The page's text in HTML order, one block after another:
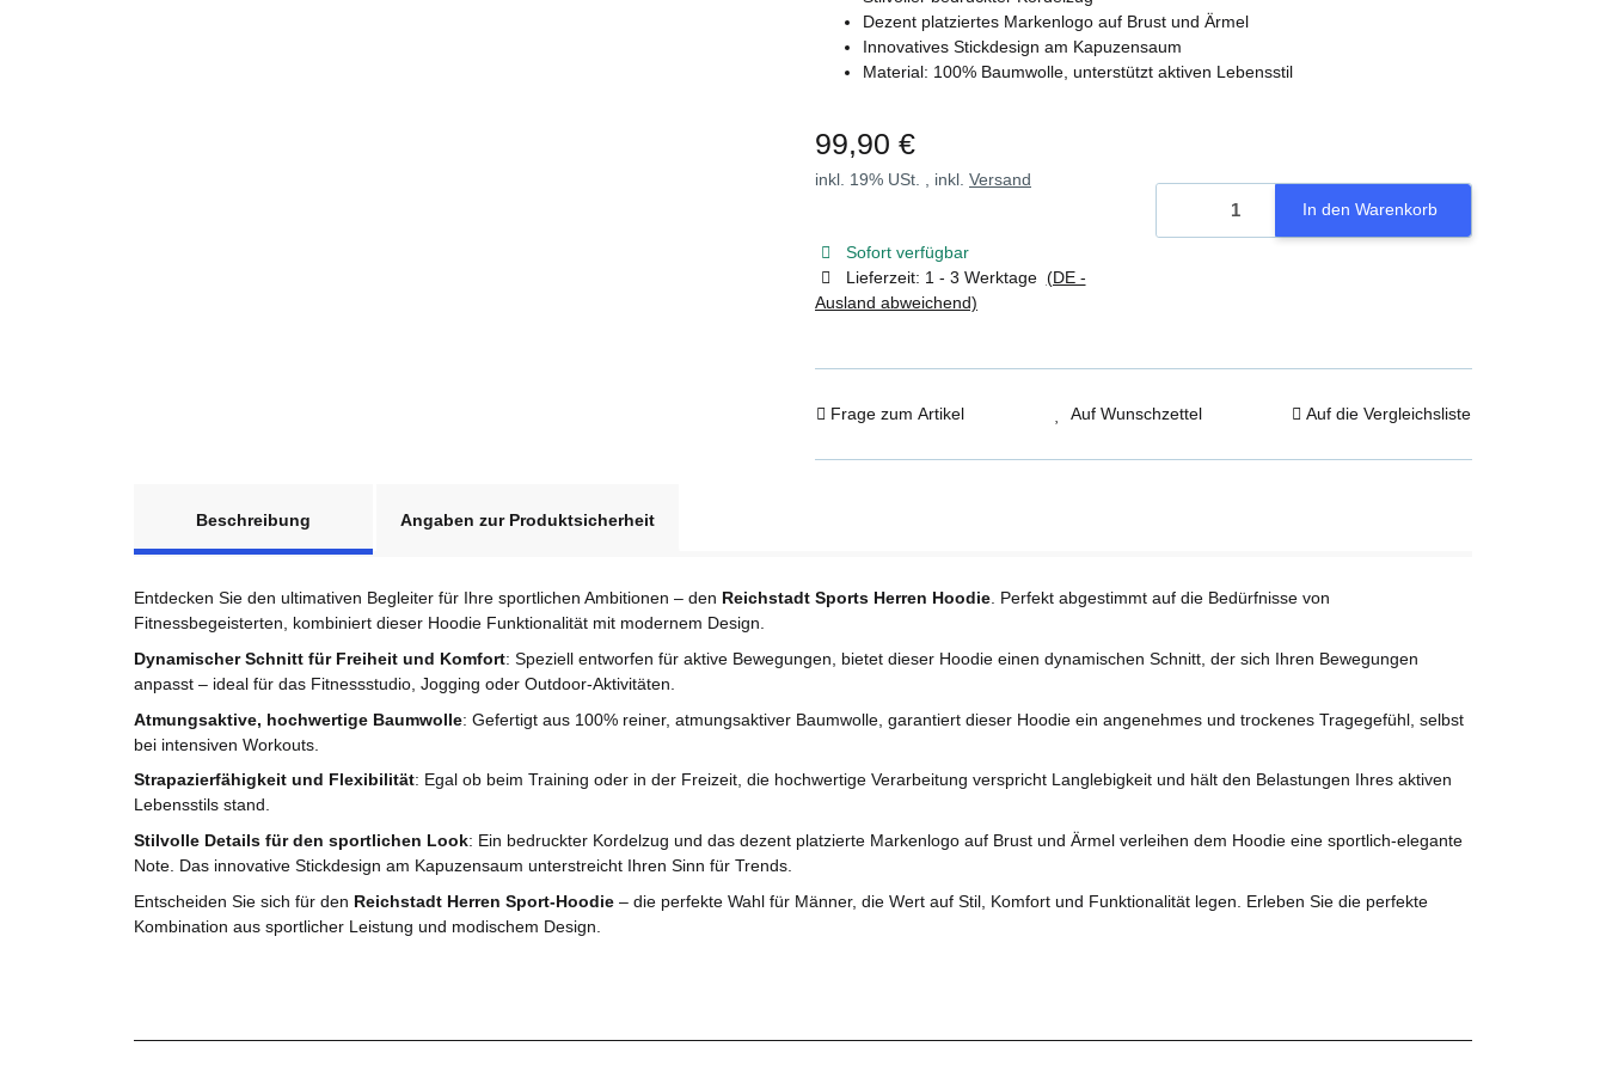
Dezent platziertes Markenlogo auf Brust und Ärmel
Innovatives Stickdesign am Kapuzensaum
Material: 100% Baumwolle, unterstützt aktiven Lebensstil
99,90 €
inkl. 19% USt. , inkl. Versand
Sofort verfügbar
Lieferzeit: 1 - 3 Werktage (DE -
Ausland abweichend)
In den Warenkorb
Frage zum Artikel Auf Wunschzettel Auf die Vergleichsliste
Beschreibung
Angaben zur Produktsicherheit
Entdecken Sie den ultimativen Begleiter für Ihre sportlichen Ambitionen – den Reichstadt Sports Herren Hoodie . Perfekt abgestimmt auf die Bedürfnisse von
Fitnessbegeisterten, kombiniert dieser Hoodie Funktionalität mit modernem Design.
Dynamischer Schnitt für Freiheit und Komfort: Speziell entworfen für aktive Bewegungen, bietet dieser Hoodie einen dynamischen Schnitt, der sich Ihren Bewegungen
anpasst – ideal für das Fitnessstudio, Jogging oder Outdoor-Aktivitäten.
Atmungsaktive, hochwertige Baumwolle: Gefertigt aus 100% reiner, atmungsaktiver Baumwolle, garantiert dieser Hoodie ein angenehmes und trockenes Tragegefühl, selbst
bei intensiven Workouts.
Strapazierfähigkeit und Flexibilität: Egal ob beim Training oder in der Freizeit, die hochwertige Verarbeitung verspricht Langlebigkeit und hält den Belastungen Ihres aktiven
Lebensstils stand.
Stilvolle Details für den sportlichen Look: Ein bedruckter Kordelzug und das dezent platzierte Markenlogo auf Brust und Ärmel verleihen dem Hoodie eine sportlich-elegante
Note. Das innovative Stickdesign am Kapuzensaum unterstreicht Ihren Sinn für Trends.
Entscheiden Sie sich für den Reichstadt Herren Sport-Hoodie – die perfekte Wahl für Männer, die Wert auf Stil, Komfort und Funktionalität legen. Erleben Sie die perfekte
Kombination aus sportlicher Leistung und modischem Design.